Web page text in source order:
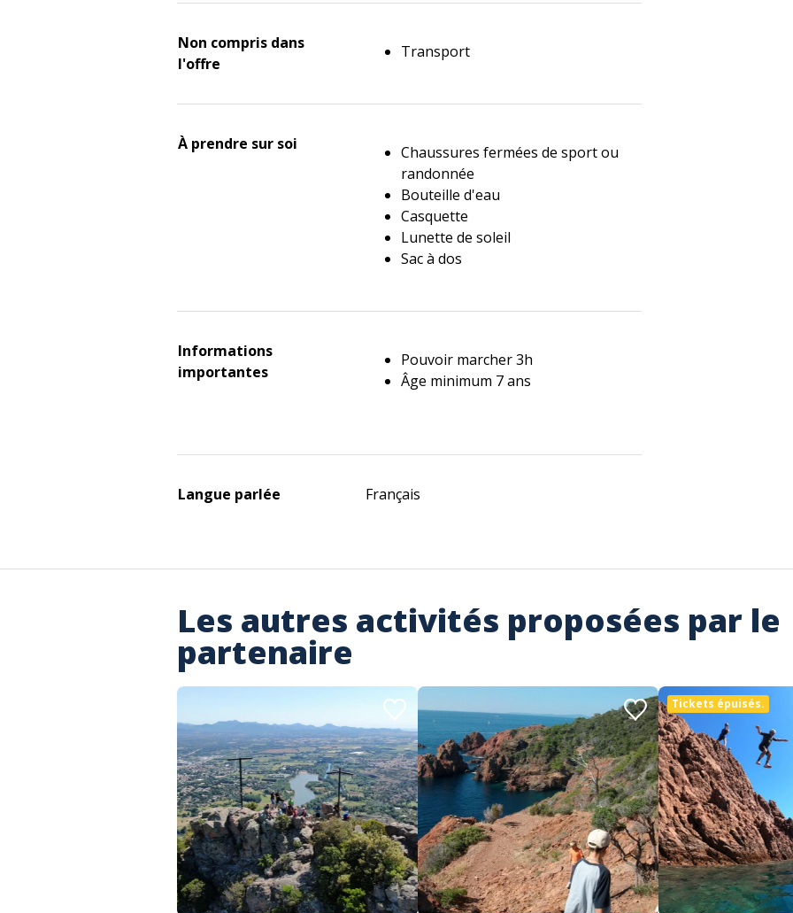
Non compris dans
l'offre
Transport
À prendre sur soi
Chaussures fermées de sport ou
randonnée
Bouteille d'eau
Casquette
Lunette de soleil
Sac à dos
Informations
importantes
Pouvoir marcher 3h
Âge minimum 7 ans
Langue parlée Français
Les autres activités proposées par le
partenaire
Tickets épuisés.